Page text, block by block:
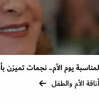
لمناسبة يوم الأم.. نجمات تميزن
أناقة الأم والطفل